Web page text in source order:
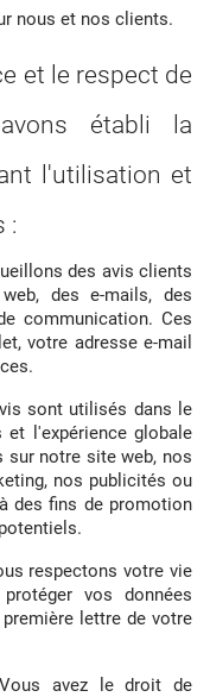
nous et nos clients.
et le respect de
établi la
l'utilisation et
:
des avis clients
des e-mails, des
communication. Ces
votre adresse e-mail
sont utilisés dans le
l'expérience globale
sur notre site web, nos
nos publicités ou
des fins de promotion
respectons votre vie
vos données
lettre de votre
avez le droit de